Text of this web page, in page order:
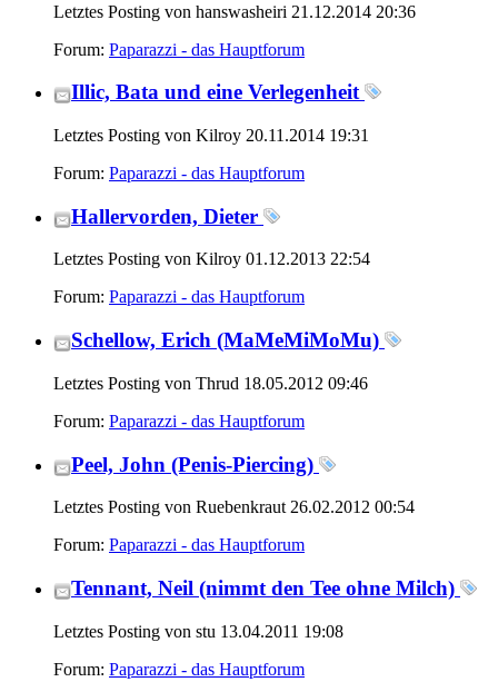
Letztes Posting von hanswasheiri 21.12.2014 20:36
Forum: Paparazzi - das Hauptforum
Illic, Bata und eine Verlegenheit
Letztes Posting von Kilroy 20.11.2014 19:31
Forum: Paparazzi - das Hauptforum
Hallervorden, Dieter
Letztes Posting von Kilroy 01.12.2013 22:54
Forum: Paparazzi - das Hauptforum
Schellow, Erich (MaMeMiMoMu)
Letztes Posting von Thrud 18.05.2012 09:46
Forum: Paparazzi - das Hauptforum
Peel, John (Penis-Piercing)
Letztes Posting von Ruebenkraut 26.02.2012 00:54
Forum: Paparazzi - das Hauptforum
Tennant, Neil (nimmt den Tee ohne Milch)
Letztes Posting von stu 13.04.2011 19:08
Forum: Paparazzi - das Hauptforum